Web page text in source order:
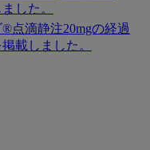
した。
点滴静注20mgの経過
載しました。